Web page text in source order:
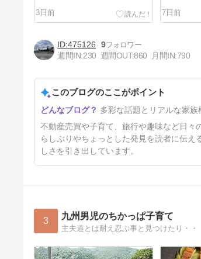
3日前 7日前
岩盤浴＆露天風呂の旅。
16日前
475126
9
週間IN:230 週間OUT:860 月間IN:790
このブログのここがポイント
多彩な話題とリアルな家族
不動産売買や子育て、旅行や趣味など日々
らしぶりやちょっとした発見を読者に伝
しさを引き出しています。
3 九州男児のちかっぱ子育て
主夫道とは耐え忍ぶ事と見つけたり・